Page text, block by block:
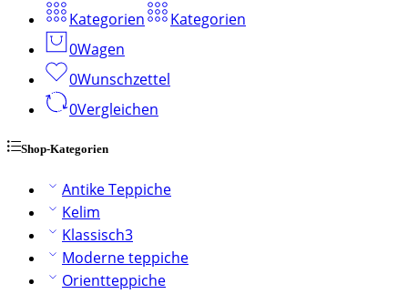
Kategorien
Kategorien
0Wagen
0Wunschzettel
0Vergleichen
Shop-Kategorien
Antike Teppiche
Kelim
Klassisch3
Moderne teppiche
Orientteppiche